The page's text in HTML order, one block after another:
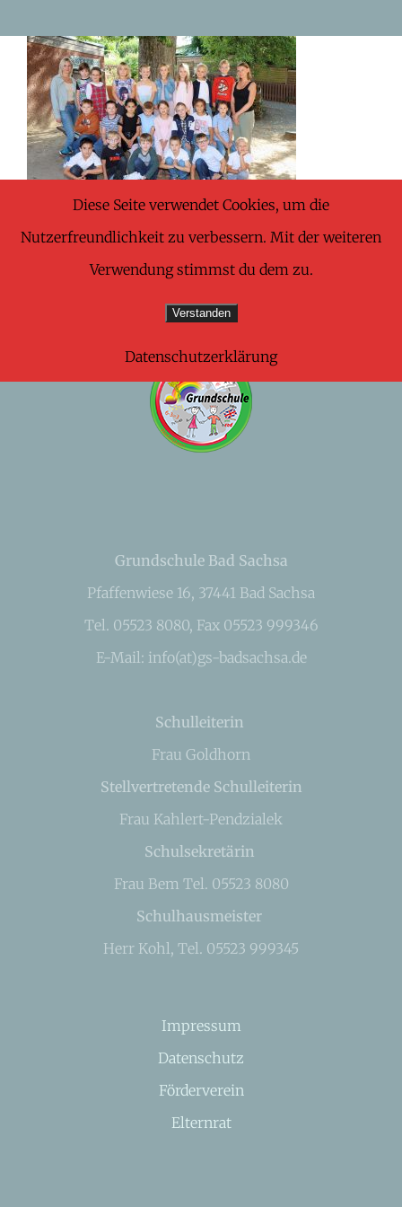
content
Grundschule Bad Sachsa
Pfaffenwiese 16, 37441 Bad Sachsa
Tel. 05523 8080, Fax 05523 999346
E-Mail: info(at)gs-badsachsa.de
Schulleiterin
Frau Goldhorn
Stellvertretende Schulleiterin
Frau Kahlert-Pendzialek
Schulsekretärin
Frau Bem Tel. 05523 8080
Schulhausmeister
Herr Kohl, Tel. 05523 999345
Impressum
Datenschutz
Förderverein
Elternrat
Diese Seite verwendet Cookies, um die
Nutzerfreundlichkeit zu verbessern. Mit der weiteren
Verwendung stimmst du dem zu.
Verstanden
Datenschutzerklärung